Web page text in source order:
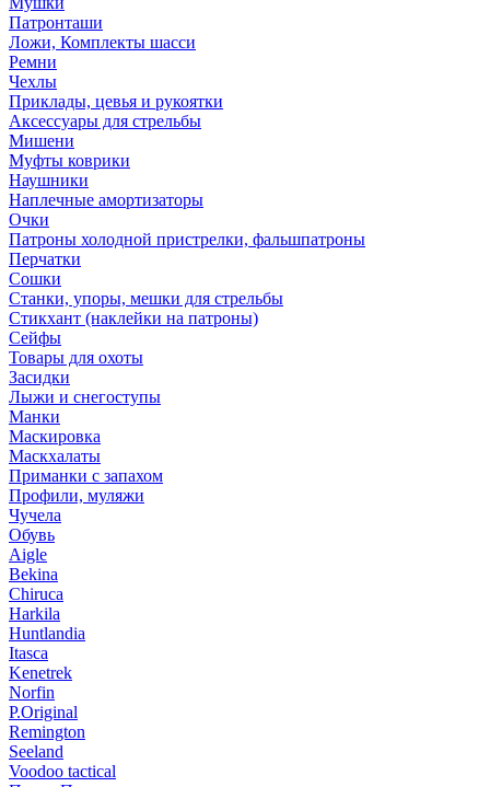
Патронташи
Ложи, Комплекты шасси
Ремни
Чехлы
Приклады, цевья и рукоятки
Аксессуары для стрельбы
Мишени
Муфты коврики
Наушники
Наплечные амортизаторы
Очки
Патроны холодной пристрелки, фальшпатроны
Перчатки
Сошки
Станки, упоры, мешки для стрельбы
Стикхант (наклейки на патроны)
Сейфы
Товары для охоты
Засидки
Лыжи и снегоступы
Манки
Маскировка
Маскхалаты
Приманки с запахом
Профили, муляжи
Чучела
Обувь
Aigle
Bekina
Chiruсa
Harkila
Huntlandia
Itasca
Kenetrek
Norfin
P.Original
Remington
Seeland
Voodoo tactical